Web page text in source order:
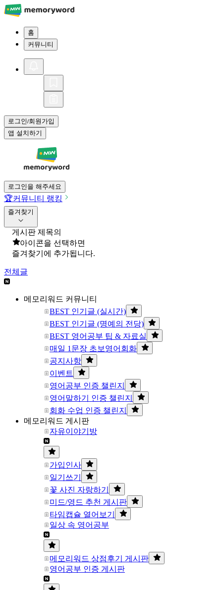
홈
커뮤니티
로그인/회원가입
앱 설치하기
로그인을 해주세요
🏆커뮤니티 랭킹
즐겨찾기
게시판 제목의
아이콘을 선택하면
즐겨찾기에 추가됩니다.
전체글
메모리워드 커뮤니티
BEST 인기글 (실시간)
BEST 인기글 (명예의 전당)
BEST 영어공부 팁 & 자료실
매일 1문장 초보영어회화
공지사항
이벤트
영어공부 인증 챌린지
영어말하기 인증 챌린지
회화 수업 인증 챌린지
메모리워드 게시판
자유이야기방
가입인사
일기쓰기
꽃 사진 자랑하기
미드/영드 추천 게시판
타임캡슐 열어보기
일상 속 영어공부
메모리워드 상점후기 게시판
영어공부 인증 게시판